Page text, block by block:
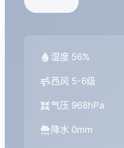
湿度 56%
西风 5-6级
气压 968hPa
降水 0mm